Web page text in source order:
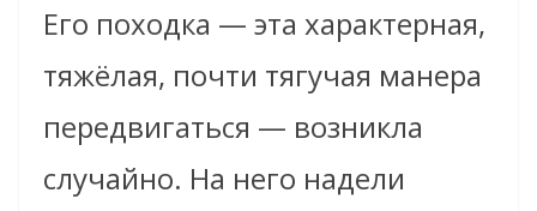
Его походка — эта характерная,
тяжёлая, почти тягучая манера
передвигаться — возникла
случайно. На него надели